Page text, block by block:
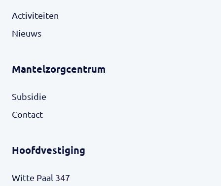
Activiteiten
Nieuws
Mantelzorgcentrum
Subsidie
Contact
Hoofdvestiging
Witte Paal 347